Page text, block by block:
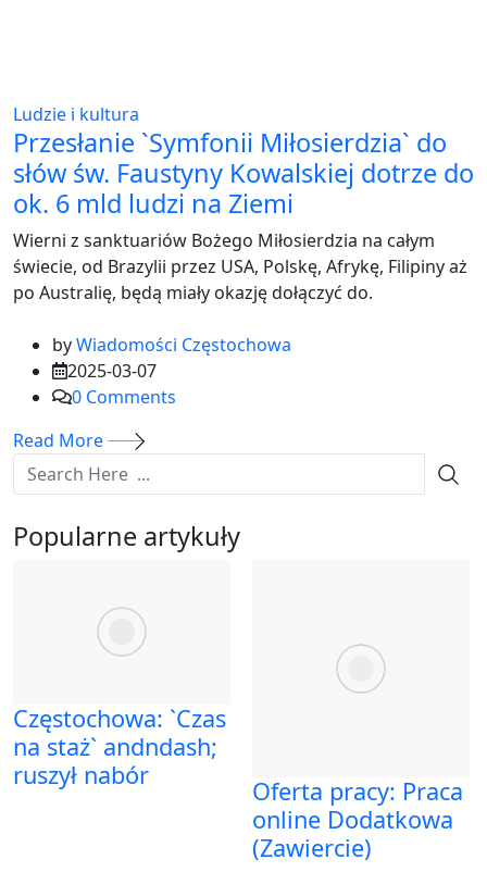
Ludzie i kultura
Przesłanie `Symfonii Miłosierdzia` do
słów św. Faustyny Kowalskiej dotrze do
ok. 6 mld ludzi na Ziemi
Wierni z sanktuariów Bożego Miłosierdzia na całym
świecie, od Brazylii przez USA, Polskę, Afrykę, Filipiny aż
po Australię, będą miały okazję dołączyć do.
byWiadomości Częstochowa
2025-03-07
0 Comments
Read More
Popularne artykuły
Częstochowa: `Czas
na staż` andndash;
ruszył nabór
Oferta pracy: Praca
online Dodatkowa
(Zawiercie)